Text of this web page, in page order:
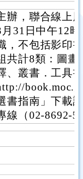
辦，聯合線上
31日中午12
，不包括影印
共計8類：圖
、叢書．工具
書指南」下載
線（02-8692-